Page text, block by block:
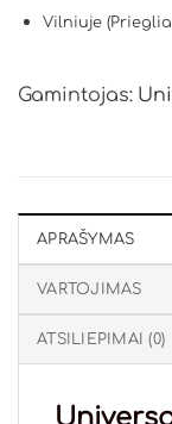
Vilniuje
Gamintojas:
APRAŠYMAS
VARTOJIMAS
ATSILIEPIMAI (0)